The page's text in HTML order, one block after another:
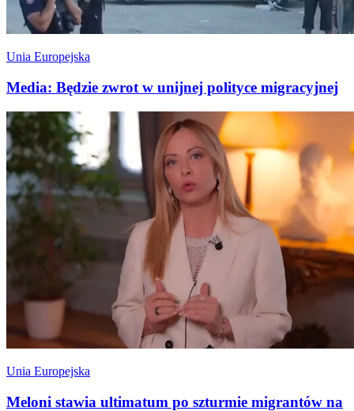
Unia Europejska
Media: Będzie zwrot w unijnej polityce migracyjnej
Unia Europejska
Meloni stawia ultimatum po szturmie migrantów na